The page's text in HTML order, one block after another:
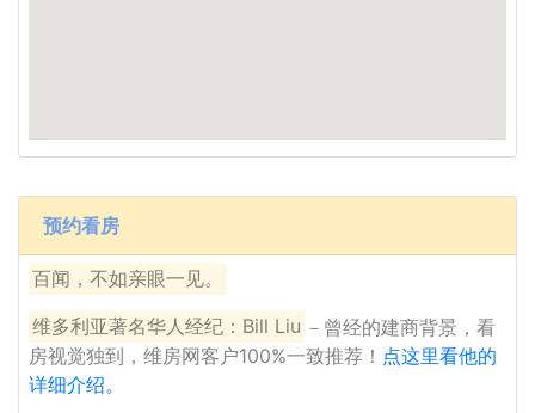
预约看房
百闻，不如亲眼一见。
维多利亚著名华人经纪：Bill Liu －曾经的建商背景，看
房视觉独到，维房网客户100%一致推荐！ 点这里看他的
详细介绍。